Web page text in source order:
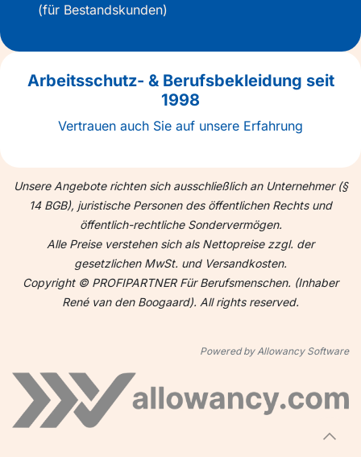
(für Bestandskunden)
Arbeitsschutz- & Berufsbekleidung seit
1998
Vertrauen auch Sie auf unsere Erfahrung
Unsere Angebote richten sich ausschließlich an Unternehmer (§
14 BGB), juristische Personen des öffentlichen Rechts und
öffentlich-rechtliche Sondervermögen.
Alle Preise verstehen sich als Nettopreise zzgl. der
gesetzlichen MwSt. und Versandkosten.
Copyright © PROFIPARTNER Für Berufsmenschen. (Inhaber
René van den Boogaard). All rights reserved.
Powered by Allowancy Software